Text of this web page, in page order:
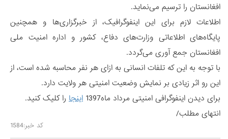
افغانستان را ترسیم می‌نماید.
اطلاعات لازم برای این اینفوگرافیک، از خبرگزاری‌ها و همچنین
پایگاه‌های اطلاعاتی وزارت‌های دفاع، کشور و اداره امنیت ملی
افغانستان جمع آوری می‌گردد.
با توجه به این که تلفات انسانی به ازای هر نفر محاسبه شده است، از
این رو اثر زیادی بر نمایش وضعیت امنیتی هر ولایت دارد.
برای دیدن اینفوگرافی امنیتی مرداد ماه1397
اینجا را کلیک کنید.
انتهای مطلب/
کد خبر:1584